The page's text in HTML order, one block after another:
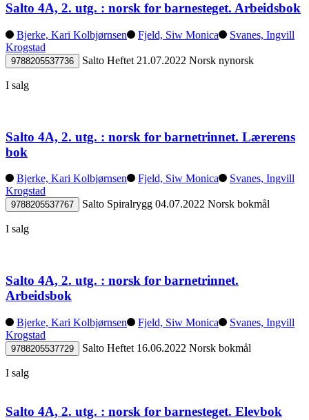
Salto 4A, 2. utg. : norsk for barnesteget. Arbeidsbok
Bjerke, Kari Kolbjørnsen Fjeld, Siw Monica
Svanes, Ingvill
Krogstad
9788205537736 Salto Heftet 21.07.2022 Norsk nynorsk
I salg
Salto 4A, 2. utg. : norsk for barnetrinnet. Lærerens
bok
Bjerke, Kari Kolbjørnsen Fjeld, Siw Monica
Svanes, Ingvill
Krogstad
9788205537767 Salto Spiralrygg 04.07.2022 Norsk bokmål
I salg
Salto 4A, 2. utg. : norsk for barnetrinnet.
Arbeidsbok
Bjerke, Kari Kolbjørnsen Fjeld, Siw Monica
Svanes, Ingvill
Krogstad
9788205537729 Salto Heftet 16.06.2022 Norsk bokmål
I salg
Salto 4A, 2. utg. : norsk for barnesteget. Elevbok